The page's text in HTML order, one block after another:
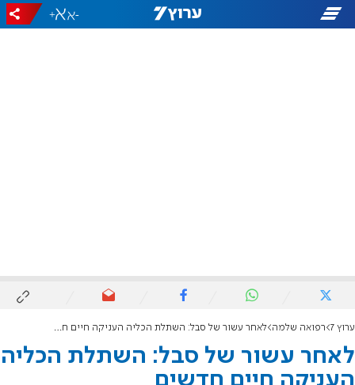
-
+
ערוץ 7 רפואה שלמה לאחר עשור של סבל: השתלת הכליה העניקה חיים חדשים
לאחר עשור של סבל: השתלת הכליה